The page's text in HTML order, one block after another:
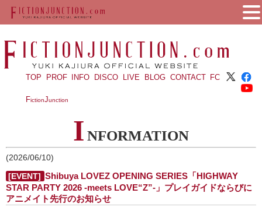
TOP PROF INFO DISCO LIVE BLOG CONTACT FC
FictionJunction
I NFORMATION
(2026/06/10)
[EVENT] Shibuya LOVEZ OPENING SERIES「HIGHWAY
STAR PARTY 2026 -meets LOVE“Z”-」プレイガイドならびに
アニメイト先行のお知らせ